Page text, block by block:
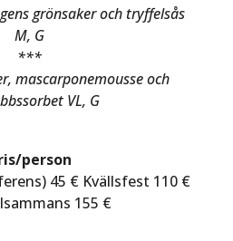
grönsaker och tryffelsås
M, G
***
mascarponemousse och
VL, G
person
45 € Kvällsfest 110 €
155 €